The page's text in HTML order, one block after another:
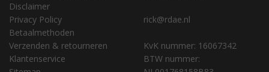
Disclaimer
Privacy Policy
Betaalmethoden
Verzenden & retourneren
Klantenservice
rick@rdae.nl
KvK nummer: 16067342
BTW nummer: